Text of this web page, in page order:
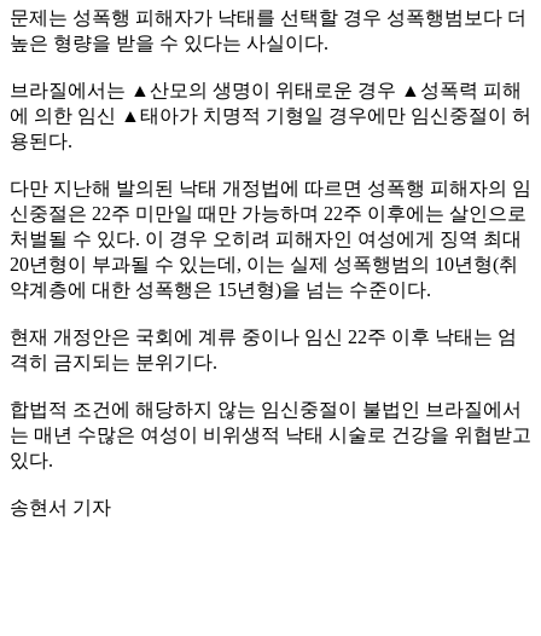
문제는 성폭행 피해자가 낙태를 선택할 경우 성폭행범보다 더
높은 형량을 받을 수 있다는 사실이다.
브라질에서는 ▲산모의 생명이 위태로운 경우 ▲성폭력 피해
에 의한 임신 ▲태아가 치명적 기형일 경우에만 임신중절이 허
용된다.
다만 지난해 발의된 낙태 개정법에 따르면 성폭행 피해자의 임
신중절은 22주 미만일 때만 가능하며 22주 이후에는 살인으로
처벌될 수 있다. 이 경우 오히려 피해자인 여성에게 징역 최대
20년형이 부과될 수 있는데, 이는 실제 성폭행범의 10년형(취
약계층에 대한 성폭행은 15년형)을 넘는 수준이다.
현재 개정안은 국회에 계류 중이나 임신 22주 이후 낙태는 엄
격히 금지되는 분위기다.
합법적 조건에 해당하지 않는 임신중절이 불법인 브라질에서
는 매년 수많은 여성이 비위생적 낙태 시술로 건강을 위협받고
있다.
송현서 기자